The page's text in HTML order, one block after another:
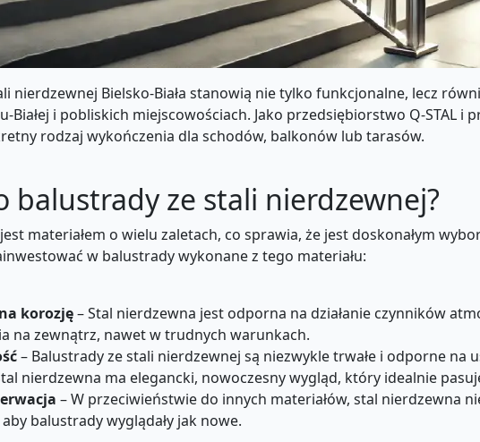
nierdzewnej Bielsko-Biała stanowią nie tylko funkcjonalne, lecz
Białej i pobliskich miejscowościach. Jako przedsiębiorstwo Q-STAL
rodzaj wykończenia dla schodów, balkonów lub tarasów.
balustrady ze stali nierdzewnej?
materiałem o wielu zaletach, co sprawia, że jest doskonałym
w balustrady wykonane z tego materiału:
korozję– Stal nierdzewna jest odporna na działanie czynników
na zewnątrz, nawet w trudnych warunkach.
– Balustrady ze stali nierdzewnej są niezwykle trwałe i odporne na
nierdzewna ma elegancki, nowoczesny wygląd, który idealnie
– W przeciwieństwie do innych materiałów, stal nierdzewna
balustrady wyglądały jak nowe.